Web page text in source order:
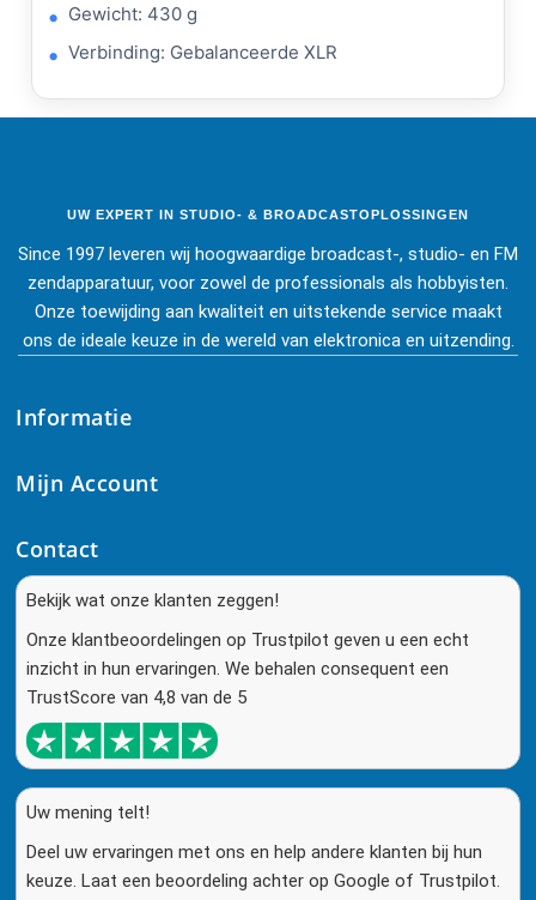
Gewicht: 430 g
Verbinding: Gebalanceerde XLR
UW EXPERT IN STUDIO- & BROADCASTOPLOSSINGEN
Since 1997 leveren wij hoogwaardige broadcast-, studio- en FM
zendapparatuur, voor zowel de professionals als hobbyisten.
Onze toewijding aan kwaliteit en uitstekende service maakt
ons de ideale keuze in de wereld van elektronica en uitzending.
Informatie
Mijn Account
Contact
Bekijk wat onze klanten zeggen!
Onze klantbeoordelingen op Trustpilot geven u een echt
inzicht in hun ervaringen. We behalen consequent een
TrustScore van 4,8 van de 5
Uw mening telt!
Deel uw ervaringen met ons en help andere klanten bij hun
keuze. Laat een beoordeling achter op Google of Trustpilot.